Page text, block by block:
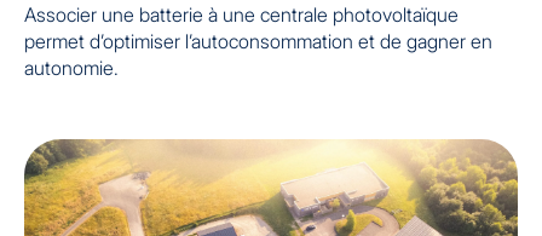
Associer une batterie à une centrale photovoltaïque
permet d’optimiser l’autoconsommation et de gagner en
autonomie.